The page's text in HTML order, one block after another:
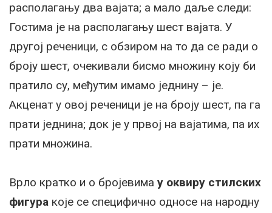
располагању два вајата; а мало даље следи:
Гостима је на располагању шест вајата. У
другој реченици, с обзиром на то да се ради о
броју шест, очекивали бисмо множину коју би
пратило су, међутим имамо једнину – је.
Акценат у овој реченици је на броју шест, па га
прати једнина; док је у првој на вајатима, па их
прати множина.
Врло кратко и о бројевима у оквиру стилских
фигура које се специфично односе на народну